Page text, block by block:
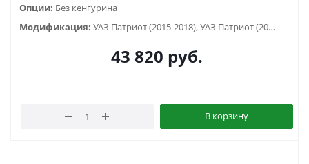
Опции: Без кенгурина
Модификация:
УАЗ Патриот (2015-2018), УАЗ Патриот (2019-...)
43 820 руб.
В корзину